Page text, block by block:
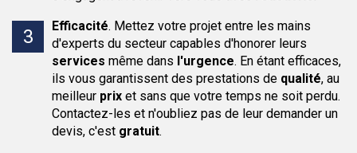
Efficacité. Mettez votre projet entre les mains
d'experts du secteur capables d'honorer leurs
services même dans l'urgence. En étant efficaces,
ils vous garantissent des prestations de qualité, au
meilleur prix et sans que votre temps ne soit perdu.
Contactez-les et n'oubliez pas de leur demander un
devis, c'est gratuit.